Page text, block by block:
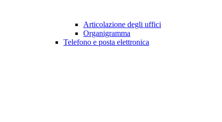
Articolazione degli uffici
Organigramma
Telefono e posta elettronica